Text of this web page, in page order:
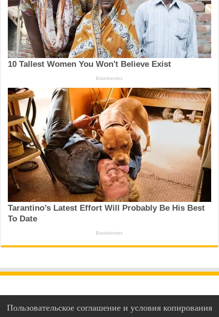
Пользовательское соглашение и условия копирования